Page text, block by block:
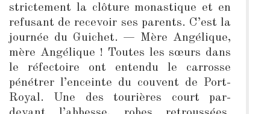
strictement la clôture monastique et en
refusant de recevoir ses parents. C’est la
journée du Guichet. — Mère Angélique,
mère Angélique ! Toutes les sœurs dans
le réfectoire ont entendu le carrosse
pénétrer l’enceinte du couvent de Port-
Royal. Une des tourières court par-